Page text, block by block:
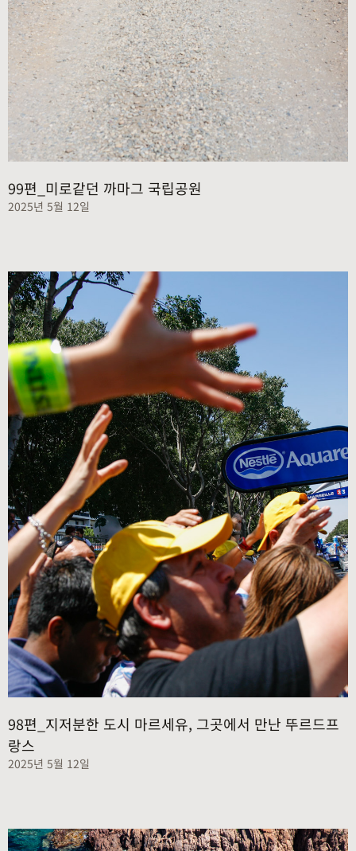
99편_미로같던 까마그 국립공원
2025년 5월 12일
98편_지저분한 도시 마르세유, 그곳에서 만난 뚜르드프
랑스
2025년 5월 12일